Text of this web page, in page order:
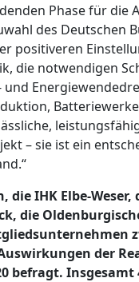
Phase für die
des Deutschen
positiveren
die notwendigen
– sie ist ein
IHK Elbe-
die
der
befragt.